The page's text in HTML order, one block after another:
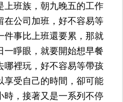
上班族，朝九晚五的工作
在公司加班，好不容易等
件事比上班還要累，那就
一睜眼，就要開始想早餐
哪裡玩，好不容易等帶孩
享受自己的時間，卻可能
時，接著又是一系列不停